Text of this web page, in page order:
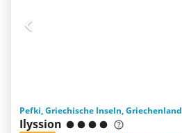
Pefki, Griechische Inseln, Griechenland
Ilyssion